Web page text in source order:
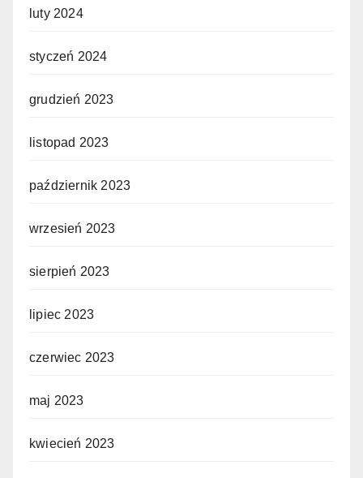
luty 2024
styczeń 2024
grudzień 2023
listopad 2023
październik 2023
wrzesień 2023
sierpień 2023
lipiec 2023
czerwiec 2023
maj 2023
kwiecień 2023